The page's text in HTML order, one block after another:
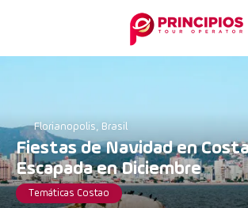
Florianopolis, Brasil
Fiestas de Navidad en
Escapada en Diciembre
Temáticas Costao